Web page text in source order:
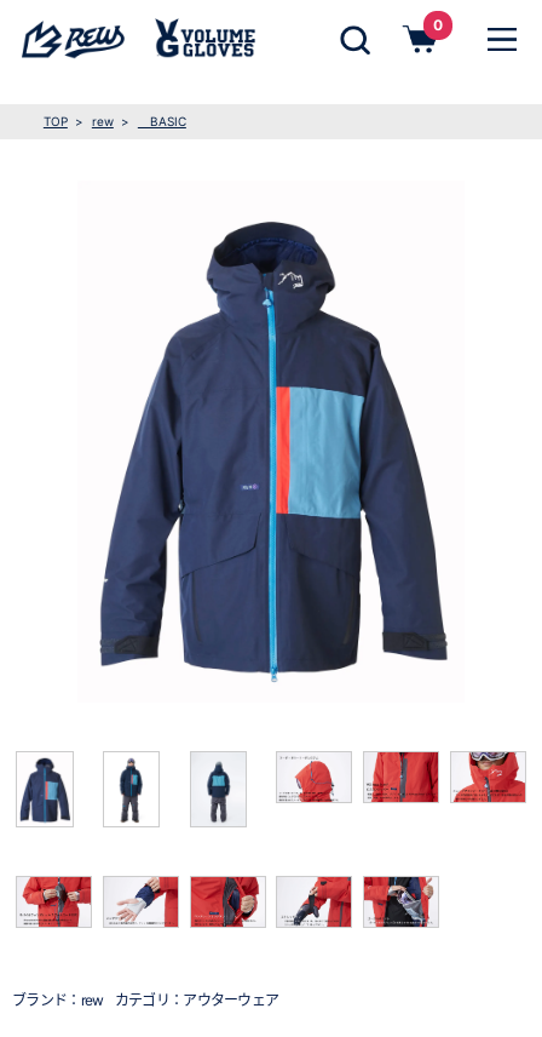
0
TOP rew BASIC
ブランド： rew カテゴリ： アウターウェア